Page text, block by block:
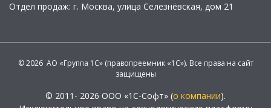
Отдел продаж: г. Москва, улица Селезнёвская, дом 21
© 2026 АО «Группа 1С» (правопреемник «1С»). Все права на сайт
защищены
© 2011- 2026 ООО «1С-Софт» (о компании).